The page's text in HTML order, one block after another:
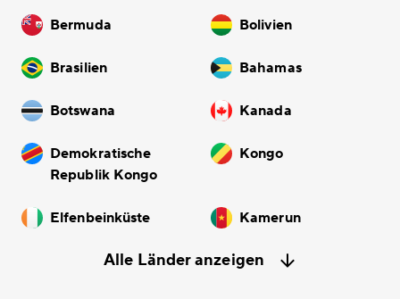
Bermuda Bolivien
Brasilien Bahamas
Botswana Kanada
Demokratische
Republik Kongo
Kongo
Elfenbeinküste Kamerun
Alle Länder anzeigen